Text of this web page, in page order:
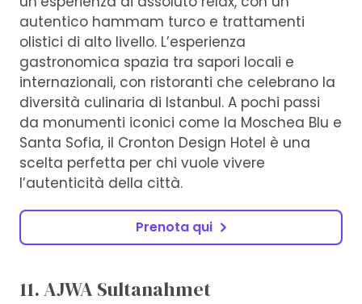
autentico hammam turco e trattamenti
olistici di alto livello. L’esperienza
gastronomica spazia tra sapori locali e
internazionali, con ristoranti che celebrano la
diversità culinaria di Istanbul. A pochi passi
da monumenti iconici come la Moschea Blu e
Santa Sofia, il Cronton Design Hotel è una
scelta perfetta per chi vuole vivere
l’autenticità della città.
Prenota qui
11. AJWA Sultanahmet